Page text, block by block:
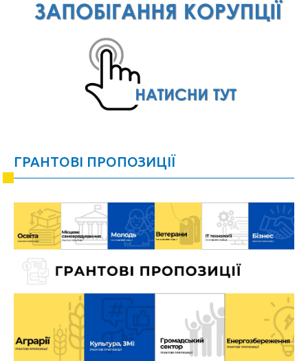
ГРАНТОВІ ПРОПОЗИЦІЇ